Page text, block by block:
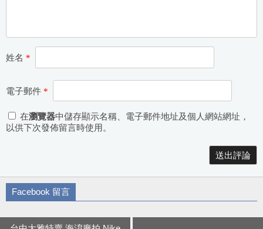
姓名 *
電子郵件 *
在瀏覽器中儲存顯示名稱、電子郵件地址及個人網站網址，
以供下次發佈留言時使用。
Facebook 留言